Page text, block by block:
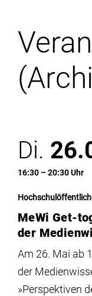
Di.
16:30 – 20:30 Uhr
MeWi Get-
der
Am 26. Mai ab
der
»Perspektiven